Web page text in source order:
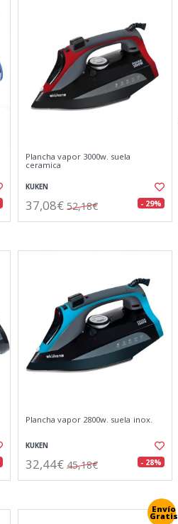
Plancha vapor 3000w. suela
ceramica
KUKEN
37,08€ 52,18€ - 29%
Plancha vapor 2800w. suela inox.
KUKEN
32,44€ 45,18€ - 28%
Envío
Gratis